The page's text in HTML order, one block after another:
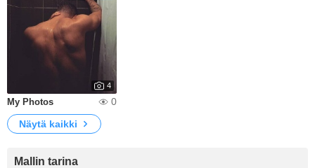
4
My Photos
0
Näytä kaikki
Mallin tarina